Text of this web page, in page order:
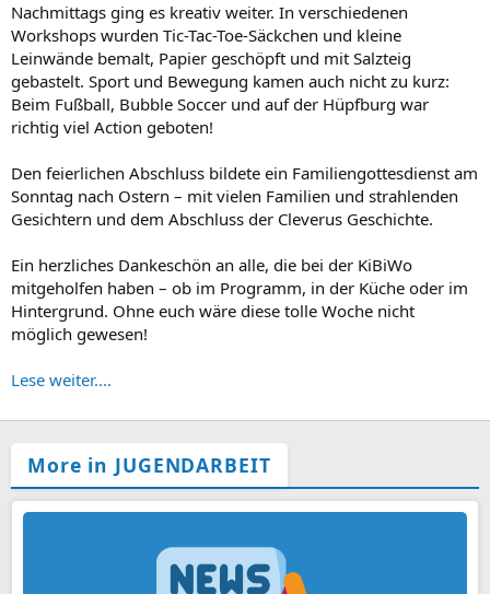
Nachmittags ging es kreativ weiter. In verschiedenen
Workshops wurden Tic-Tac-Toe-Säckchen und kleine
Leinwände bemalt, Papier geschöpft und mit Salzteig
gebastelt. Sport und Bewegung kamen auch nicht zu kurz:
Beim Fußball, Bubble Soccer und auf der Hüpfburg war
richtig viel Action geboten!
Den feierlichen Abschluss bildete ein Familiengottesdienst am
Sonntag nach Ostern – mit vielen Familien und strahlenden
Gesichtern und dem Abschluss der Cleverus Geschichte.
Ein herzliches Dankeschön an alle, die bei der KiBiWo
mitgeholfen haben – ob im Programm, in der Küche oder im
Hintergrund. Ohne euch wäre diese tolle Woche nicht
möglich gewesen!
Lese weiter....
More in JUGENDARBEIT